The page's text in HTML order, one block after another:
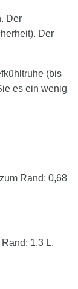
Der
Der
(bis
es ein wenig
Rand: 0,68
1,3 L,